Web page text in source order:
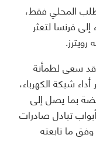
المحلي فقط،
فرنسا لتعثر
قد سعى لطمأنة
شبكة الكهرباء،
بما يصل إلى
تبادل صادرات
وفق ما تابعته